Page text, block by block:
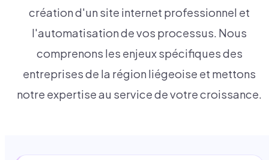
création d'un site internet professionnel et
l'automatisation de vos processus. Nous
comprenons les enjeux spécifiques des
entreprises de la région liégeoise et mettons
notre expertise au service de votre croissance.